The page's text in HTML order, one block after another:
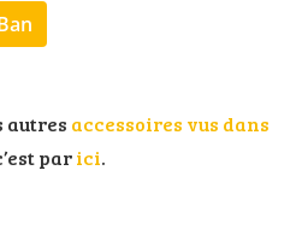
autres accessoires vus dans
parici.